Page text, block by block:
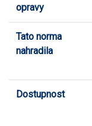
opravy
Tato norma
nahradila
Dostupnost